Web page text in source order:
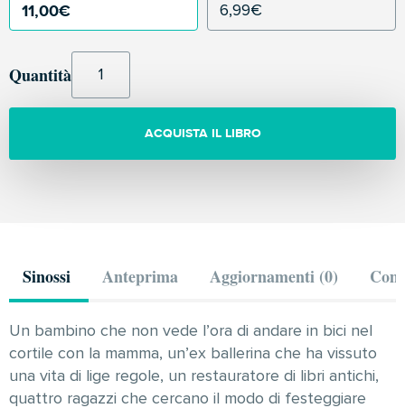
11,00€ 6,99€
Quantità
ACQUISTA IL LIBRO
Sinossi Anteprima Aggiornamenti (0)
Un bambino che non vede l’ora di andare in bici nel
cortile con la mamma, un’ex ballerina che ha vissuto
una vita di lige regole, un restauratore di libri antichi,
quattro ragazzi che cercano il modo di festeggiare